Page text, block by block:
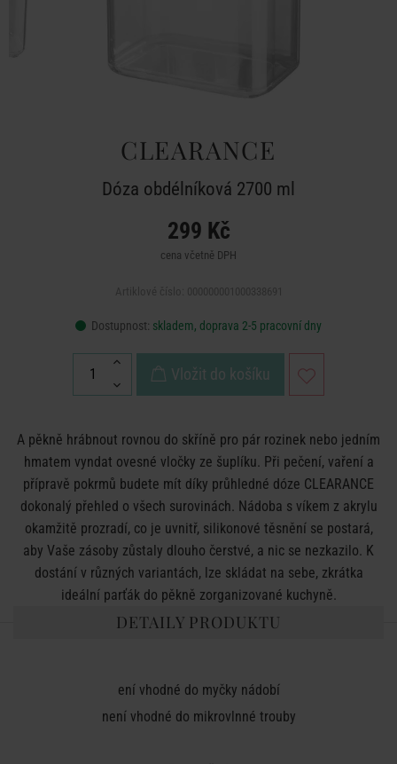
CLEARANCE
Dóza obdélníková 2700 ml
299 Kč
cena včetně DPH
Dostupnost: skladem, doprava 2-5 pracovní dny
Vložit do košíku
A pěkně hrábnout rovnou do skříně pro pár rozinek nebo jedním
hmatem vyndat ovesné vločky ze šuplíku. Při pečení, vaření a
přípravě pokrmů budete mít díky průhledné dóze CLEARANCE
dokonalý přehled o všech surovinách. Nádoba s víkem z akrylu
okamžitě prozradí, co je uvnitř, silikonové těsnění se postará,
aby Vaše zásoby zůstaly dlouho čerstvé, a nic se nezkazilo. K
dostání v různých variantách, lze skládat na sebe, zkrátka
ideální parťák do pěkně zorganizované kuchyně.
DETAILY PRODUKTU
ení vhodné do myčky nádobí
není vhodné do mikrovlnné trouby